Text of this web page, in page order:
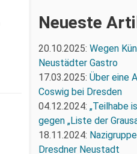
Neueste
20.10.2025: Wegen
Neustädter Gastro
17.03.2025: Über eine
Coswig bei Dresden
04.12.2024: „Teilhabe
gegen „Liste der
18.11.2024:
Dresdner Neustadt